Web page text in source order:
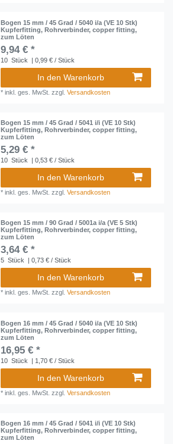
Bogen 15 mm / 45 Grad / 5040 i/a (VE 10 Stk)
Kupferfitting, Rohrverbinder, copper fitting,
zum Löten
9,94 € *
10 Stück | 0,99 € / Stück
In den Warenkorb
*inkl. ges. MwSt. zzgl.Versandkosten
Bogen 15 mm / 45 Grad / 5041 i/i (VE 10 Stk)
Kupferfitting, Rohrverbinder, copper fitting,
zum Löten
5,29 € *
10 Stück | 0,53 € / Stück
In den Warenkorb
*inkl. ges. MwSt. zzgl.Versandkosten
Bogen 15 mm / 90 Grad / 5001a i/a (VE 5 Stk)
Kupferfitting, Rohrverbinder, copper fitting,
zum Löten
3,64 € *
5 Stück | 0,73 € / Stück
In den Warenkorb
*inkl. ges. MwSt. zzgl.Versandkosten
Bogen 16 mm / 45 Grad / 5040 i/a (VE 10 Stk)
Kupferfitting, Rohrverbinder, copper fitting,
zum Löten
16,95 € *
10 Stück | 1,70 € / Stück
In den Warenkorb
*inkl. ges. MwSt. zzgl.Versandkosten
Bogen 16 mm / 45 Grad / 5041 i/i (VE 10 Stk)
Kupferfitting, Rohrverbinder, copper fitting,
zum Löten